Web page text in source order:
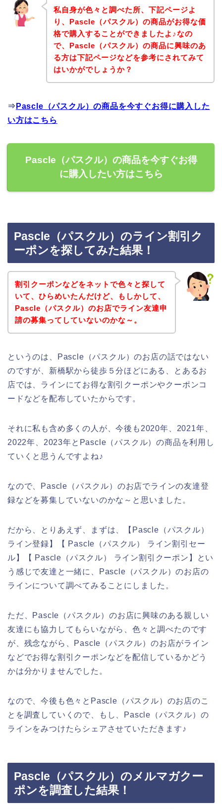
私自身が色々と調べた所、下記ページよ
り、Pascle（パスクル）の商品がお得な価
格で購入することができましたよ♪なの
で、Pascle（パスクル）の商品に興味のあ
る方は下記ページなどを参考にされてみて
はいかがでしょうか？
⇒ Pascle（パスクル）の商品を今すぐお得に購入した
い方はこちら
Pascle（パスクル）の商品を今すぐお得
に購入したい方はこちら
Pascle（パスクル）のライン割引ク
ーポンを探してみた結果！
割引クーポンなどをネットで色々と探して
いて、ひらめいたんだけど、もしかして、
Pascle（パスクル）のお店でライン友達申
請の募集ってしていないのかな～。
というのは、Pascle（パスクル）のお店の話ではない
のですが、新橋駅から徒歩５分ほどにある、とあるお
店では、ラインにてお得な割引クーポンやクーポンコ
ードなどを配布していたからです。
それに私も含め多くの人が、今後も2020年、2021年、
2022年、2023年とPascle（パスクル）の商品を利用し
ていくと思うんですよね♪
なので、Pascle（パスクル）のお店でラインの友達登
録などを募集していないのかな～と思いました。
だから、とりあえず、まずは、【Pascle（パスクル）
ライン登録】【 Pascle（パスクル） ライン割引セー
ル】【 Pascle（パスクル） ライン割引クーポン】とい
う感じで友達と一緒に、Pascle（パスクル）のお店の
ラインについて調べてみることにしました。
ただ、Pascle（パスクル）のお店に興味のある親しい
友達にも協力してもらいながら、色々と調べたのです
が、残念ながら、Pascle（パスクル）のお店がライン
などでお得な割引クーポンなどを配信しているかどう
かは分かりませんでした。
なので、今後も色々とPascle（パスクル）のお店のこ
とを調査していくので、もし、Pascle（パスクル）の
ラインをみつけたらシェアさせていただきます♪
Pascle（パスクル）のメルマガクー
ポンを調査した結果！